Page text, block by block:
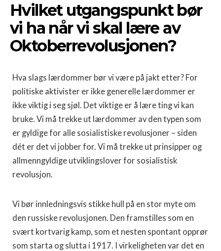
Hvilket utgangspunkt bør
vi ha når vi skal lære av
Oktoberrevolusjonen?
Hva slags lærdommer bør vi være på jakt etter? For
politiske aktivister er ikke generelle lærdommer er
ikke viktig i seg sjøl. Det viktige er å lære ting vi kan
bruke. Vi må trekke ut lærdommer av den typen som
er gyldige for alle sosialistiske revolusjoner – siden
dét er det vi jobber for. Vi må trekke ut prinsipper og
allmenngyldige utviklingslover for sosialistisk
revolusjon.
Vi bør innledningsvis stikke hull på en stor myte om
den russiske revolusjonen. Den framstilles som en
svært kortvarig kamp, som et nesten spontant opprør
som starta og slutta i 1917. I virkeligheten var det en